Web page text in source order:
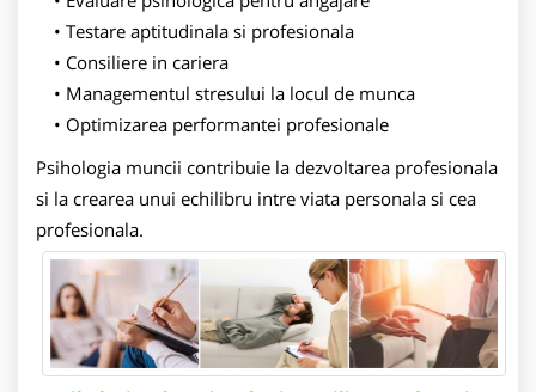
Testare aptitudinala si profesionala
Consiliere in cariera
Managementul stresului la locul de munca
Optimizarea performantei profesionale
Psihologia muncii contribuie la dezvoltarea profesionala
si la crearea unui echilibru intre viata personala si cea
profesionala.